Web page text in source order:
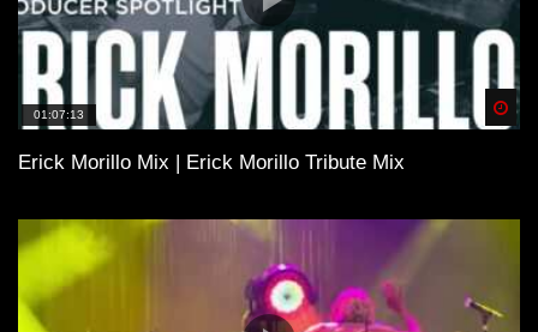
01:07:13
Erick Morillo Mix | Erick Morillo Tribute Mix